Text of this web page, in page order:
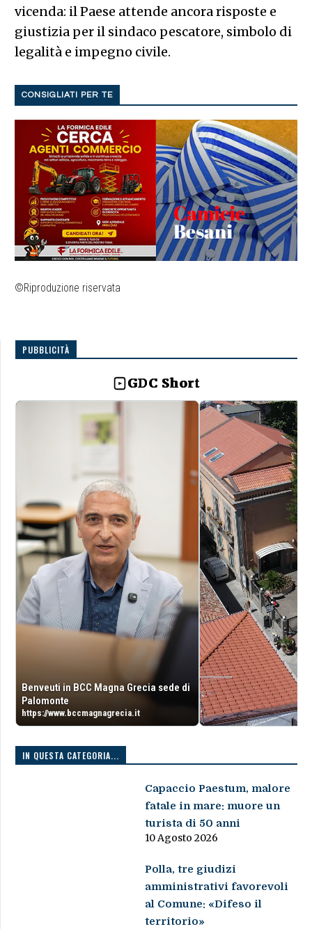
vicenda: il Paese attende ancora risposte e
giustizia per il sindaco pescatore, simbolo di
legalità e impegno civile.
CONSIGLIATI PER TE
©Riproduzione riservata
PUBBLICITÀ
GDC Short
Benveuti in BCC Magna Grecia sede di
Palomonte
https://www.bccmagnagrecia.it
IN QUESTA CATEGORIA...
Capaccio Paestum, malore
fatale in mare: muore un
turista di 50 anni
10 Agosto 2026
Polla, tre giudizi
amministrativi favorevoli
al Comune: «Difeso il
territorio»